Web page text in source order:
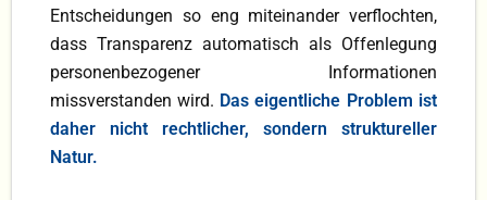
Entscheidungen so eng miteinander verflochten,
dass Transparenz automatisch als Offenlegung
personenbezogener Informationen
missverstanden wird. Das eigentliche Problem ist
daher nicht rechtlicher, sondern struktureller
Natur.